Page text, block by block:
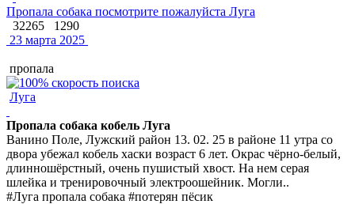
Пропала собака посмотрите пожалуйста Луга
32265
1290
23 марта 2025
пропала
Луга
Пропала собака кобель Луга
Ванино Поле, Лужский район 13. 02. 25 в районе 11 утра со
двора убежал кобель хаски возраст 6 лет. Окрас чёрно-белый,
длинношёрстный, очень пушистый хвост. На нем серая
шлейка и тренировочный электроошейник. Могли..
#Луга пропала собака #потерян пёсик